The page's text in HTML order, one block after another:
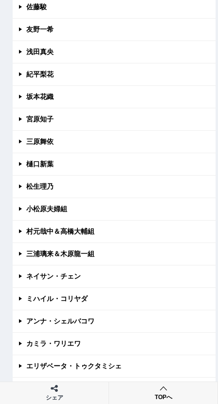
佐藤駿
友野一希
浅田真央
紀平梨花
坂本花織
宮原知子
三原舞依
樋口新葉
松生理乃
小松原夫婦組
村元哉中＆高橋大輔組
三浦璃来＆木原龍一組
ネイサン・チェン
ミハイル・コリヤダ
アンナ・シェルバコワ
カミラ・ワリエワ
エリザベータ・トゥクタミシェ
アレクサンドラ・トゥルソワ
シェア TOPへ